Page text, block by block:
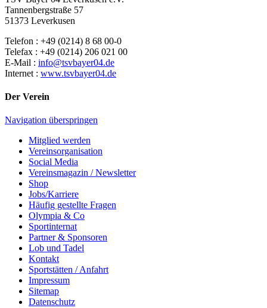
Tannenbergstraße 57
51373 Leverkusen
Telefon : +49 (0214) 8 68 00-0
Telefax : +49 (0214) 206 021 00
E-Mail : info@tsvbayer04.de
Internet : www.tsvbayer04.de
Der Verein
Navigation überspringen
Mitglied werden
Vereinsorganisation
Social Media
Vereinsmagazin / Newsletter
Shop
Jobs/Karriere
Häufig gestellte Fragen
Olympia & Co
Sportinternat
Partner & Sponsoren
Lob und Tadel
Kontakt
Sportstätten / Anfahrt
Impressum
Sitemap
Datenschutz